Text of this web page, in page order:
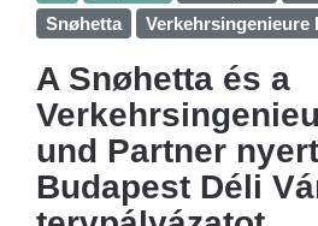
Snøhetta
Verkehrsingenieure
A Snøhetta és a
und Partner
Budapest Déli